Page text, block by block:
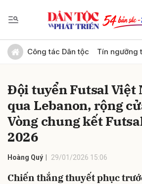
Công tác Dân tộc Tín ngưỡng
Đội tuyển Futsal Việt
qua Lebanon, rộng
Vòng chung kết
2026
Hoàng Quý 29/01/2026 15:06
Chiến thắng thuyết phục
Gửi bình luận